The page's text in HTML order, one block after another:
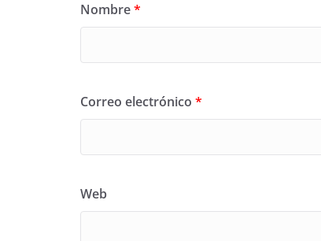
Nombre*
Correo electrónico *
Web